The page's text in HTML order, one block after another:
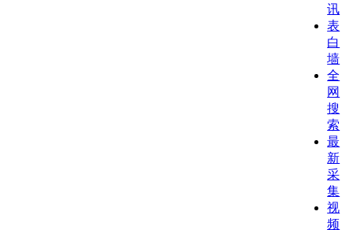
讯
表
白
墙
全
网
搜
索
最
新
采
集
视
频